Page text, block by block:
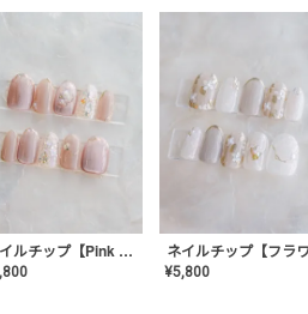
ネイルチップ【Pink Glow Nail】MK-CONA-04
¥5,800